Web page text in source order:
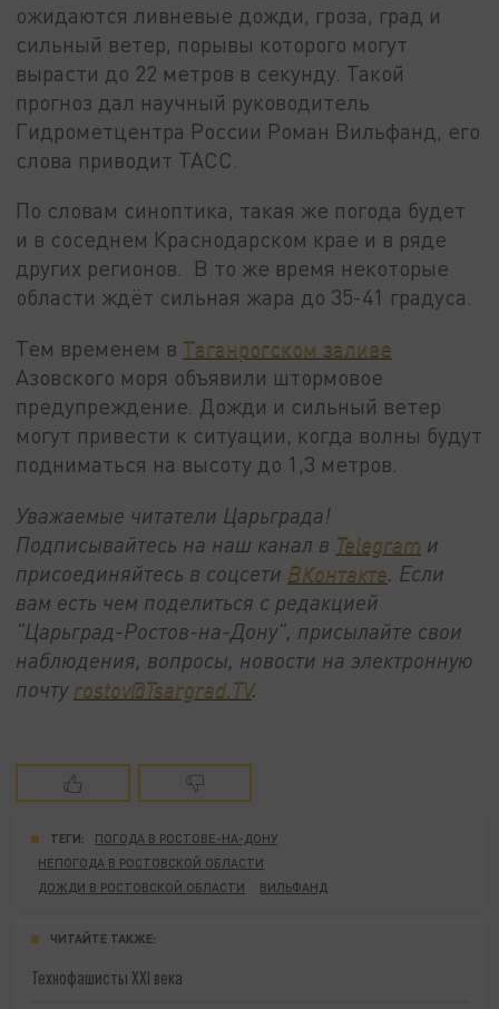
ожидаются ливневые дожди, гроза, град и
сильный ветер, порывы которого могут
вырасти до 22 метров в секунду. Такой
прогноз дал научный руководитель
Гидрометцентра России Роман Вильфанд, его
слова приводит ТАСС.
По словам синоптика, такая же погода будет
и в соседнем Краснодарском крае и в ряде
других регионов. В то же время некоторые
области ждёт сильная жара до 35-41 градуса.
Тем временем в Таганрогском заливе
Азовского моря объявили штормовое
предупреждение. Дожди и сильный ветер
могут привести к ситуации, когда волны будут
подниматься на высоту до 1,3 метров.
Уважаемые читатели Царьграда!
Подписывайтесь на наш канал в Telegram и
присоединяйтесь в соцсети ВКонтакте. Если
вам есть чем поделиться с редакцией
"Царьград-Ростов-на-Дону", присылайте свои
наблюдения, вопросы, новости на электронную
почту rostov@Tsargrad.ТV.
ТЕГИ:
ПОГОДА В РОСТОВЕ-НА-ДОНУ
НЕПОГОДА В РОСТОВСКОЙ ОБЛАСТИ
ДОЖДИ В РОСТОВСКОЙ ОБЛАСТИ
ВИЛЬФАНД
ЧИТАЙТЕ ТАКЖЕ:
Технофашисты XXI века